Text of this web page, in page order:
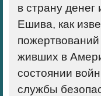
в страну денег
Ешива, как
пожертвований
живших в
состоянии
службы